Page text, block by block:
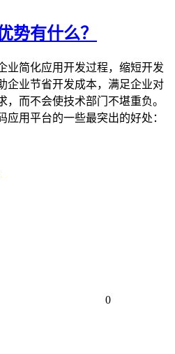
势有什么？
业简化应用开发过程，缩短开发
企业节省开发成本，满足企业对
，而不会使技术部门不堪重负。
应用平台的一些最突出的好处：
0